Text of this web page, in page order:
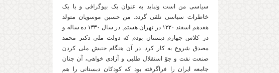
سیاسی من است ونباید به عنوان یک بیوگرافی و یا یک
خاطرات سیاسی تلقی گردد. من حسین موسویان متولد
هفدهم اسفند ۱۳۲۰ در تهران هستم. در سال ۱۳۳۰ ده ساله و
در کلاس چهارم دبستان بودم که دولت ملی دکتر محمد
مصدق شروع به کار کرد. در آن هنگام جنبش ملی کردن
صنعت نفت و جوّ استقلال طلبی و آزادی خواهی، آن چنان
جامعه ایران را فراگرفته بود که کودکان دبستانی را هم